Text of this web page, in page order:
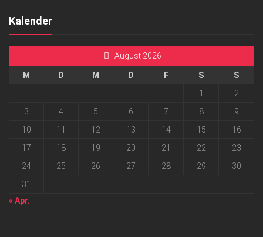
Kalender
August 2026
M D M D F S
S
1
2
3
4 5 6 7 8
9
10
11 12 13 14 15
16
17
18 19 20 21 22
23
24
25 26 27 28 29
30
31
« Apr.